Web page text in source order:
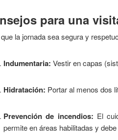
para una
la jornada sea segura y
Indumentaria: Vestir en capas
Hidratación: Portar al menos dos
Prevención de incendios: El
permite en áreas habilitadas y